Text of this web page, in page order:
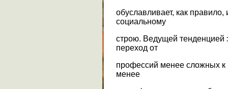
обуславливает, как
социальному
строю. Ведущей тенденцией
переход от
профессий менее сложных
менее